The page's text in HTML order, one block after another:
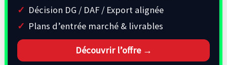
Décision DG / DAF / Export alignée
Plans d’entrée marché & livrables
Découvrir l’offre →